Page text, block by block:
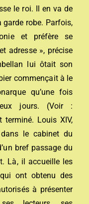
le roi. Il en va de
garde robe. Parfois,
et préfère se
adresse », précise
lui ôtait son
commençait à le
qu’une fois
jours. (Voir :
Louis XIV,
le cabinet du
bref passage du
Là, il accueille les
ont obtenu des
à présenter